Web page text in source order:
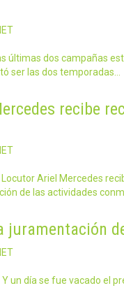
últimas dos campañas
ser las dos temporadas…
recibe
Locutor Ariel Mercedes
de las actividades
juramentación
Y un día se fue vacado el